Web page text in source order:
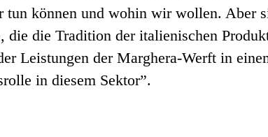
können und wohin wir wollen. Aber
die Tradition der italienischen
Leistungen der Marghera-Werft in
in diesem Sektor”.